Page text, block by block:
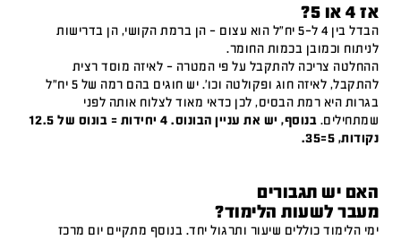
אז 4 או 5?
הבדל בין 4 ל-5 יח"ל הוא עצום – הן ברמת הקושי, הן בדרישות
לניתוח וכמובן בכמות החומר.
ההחלטה צריכה להתקבל על פי המטרה – לאיזה מוסד רצית
להתקבל, לאיזה חוג ופקולטה וכו'. יש חוגים בהם רמה של 5 יח"ל
בגרות היא רמת הבסיס, לכן כדאי מאוד לצלוח אותה לפני
שמתחילים.
בנוסף, יש את עניין הבונוס. 4 יחידות = בונוס של 12.5
נקודות, 5=35.
האם יש תגבורים
מעבר לשעות הלימוד?
ימי הלימוד כוללים שיעור ותרגול יחד. בנוסף מתקיים יום מרכז